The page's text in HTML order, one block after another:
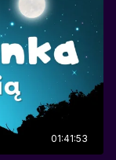
01:41:53